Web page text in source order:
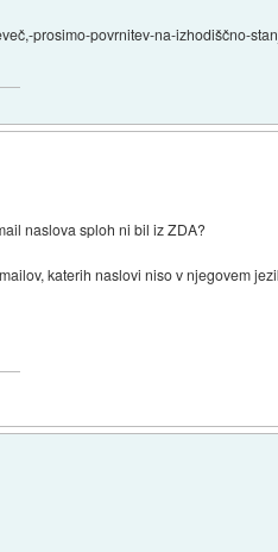
prosimo-povrnitev-na-izhodiščno-
naslova sploh ni bil iz ZDA?
katerih naslovi niso v njegovem